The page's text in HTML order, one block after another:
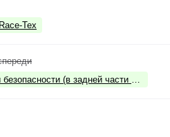
Tex
(в задней части салона)